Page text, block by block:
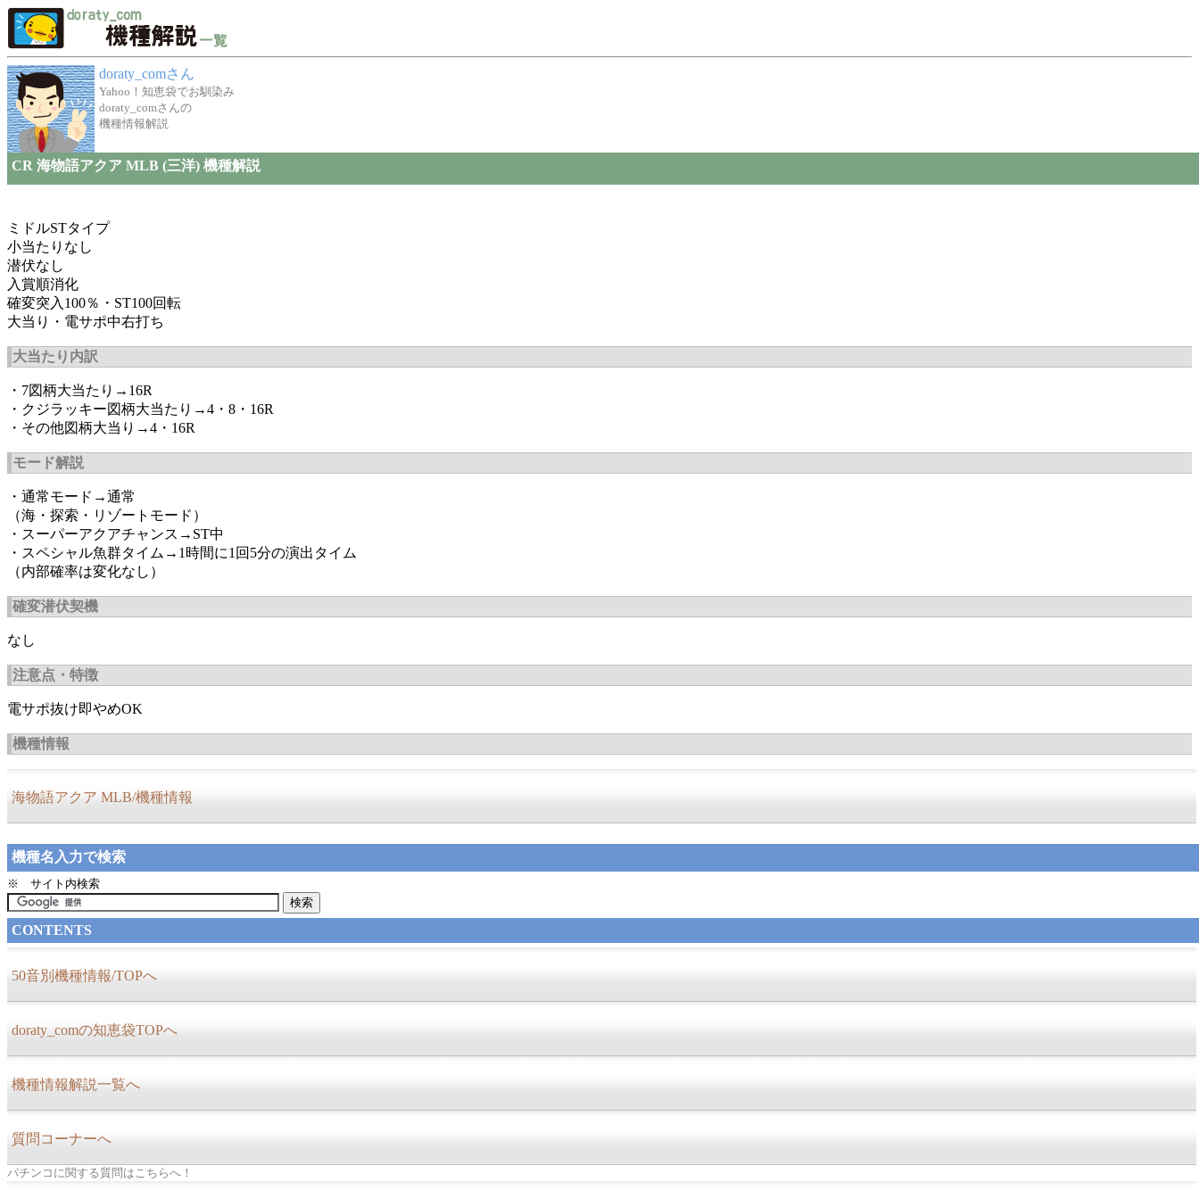
doraty_comさん
Yahoo！知恵袋でお馴染み
doraty_comさんの
機種情報解説
CR 海物語アクア MLB (三洋) 機種解説
ミドルSTタイプ
小当たりなし
潜伏なし
入賞順消化
確変突入100％・ST100回転
大当り・電サポ中右打ち
大当たり内訳
・7図柄大当たり→16R
・クジラッキー図柄大当たり→4・8・16R
・その他図柄大当り→4・16R
モード解説
・通常モード→通常
（海・探索・リゾートモード）
・スーパーアクアチャンス→ST中
・スペシャル魚群タイム→1時間に1回5分の演出タイム
（内部確率は変化なし）
確変潜伏契機
なし
注意点・特徴
電サポ抜け即やめOK
機種情報
海物語アクア MLB/機種情報
機種名入力で検索
※ サイト内検索
CONTENTS
50音別機種情報/TOPへ
doraty_comの知恵袋TOPへ
機種情報解説一覧へ
質問コーナーへ
パチンコに関する質問はこちらへ！